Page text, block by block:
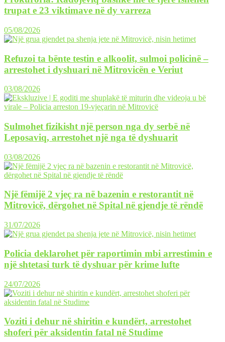
trupat e 23 viktimave në dy varreza
05/08/2026
Refuzoi ta bënte testin e alkoolit, sulmoi policinë –
arrestohet i dyshuari në Mitrovicën e Veriut
03/08/2026
Sulmohet fizikisht një person nga dy serbë në
Leposaviq, arrestohet një nga të dyshuarit
03/08/2026
Një fëmijë 2 vjeç ra në bazenin e restorantit në
Mitrovicë, dërgohet në Spital në gjendje të rëndë
31/07/2026
Policia deklarohet për raportimin mbi arrestimin e
një shtetasi turk të dyshuar për krime lufte
24/07/2026
Voziti i dehur në shiritin e kundërt, arrestohet
shoferi për aksidentin fatal në Studime